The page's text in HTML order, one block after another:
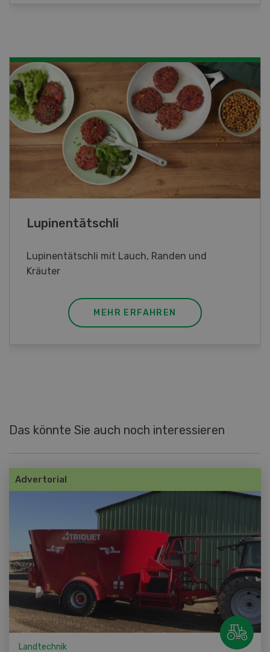
Frühlingsrollen
Frühlingsrollen mit Poulet
MEHR ERFAHREN
Das könnte Sie auch noch interessieren
Advertorial
Landtechnik